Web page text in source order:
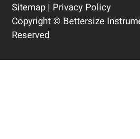
Sitemap | Privacy Policy
Copyright © Bettersize
Reserved